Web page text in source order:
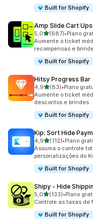
Built for Shopify
Amp Slide Cart
5,0de 5 estrelas
(687)
687 avaliações ao
•Plano
Aumente o ticket
recompensas e
Built for Shopify
Hitsy Progress Bar
4,9de 5 estrelas
(83)
83 avaliações ao todo
•Plano
Aumente o ticket
descontos e brindes
Built for Shopify
Kip: Sort Hide
4,9de 5 estrelas
(112)
112 avaliações ao
•Plano
Assuma o controle
personalizações do
Built for Shopify
Shipy ‑ Hide
5,0de 5 estrelas
(133)
133 avaliações ao
•Plano
Controle as taxas
Built for Shopify